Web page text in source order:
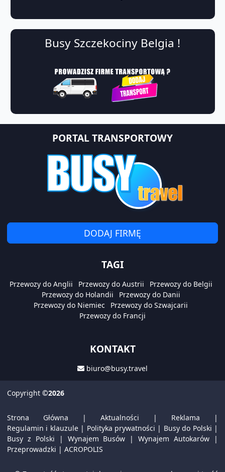
Busy Szczekociny Belgia !
PORTAL TRANSPORTOWY
DODAJ FIRMĘ
TAGI
Przewozy do Anglii Przewozy do Austrii
Przewozy do Belgii
Przewozy do Holandii
Przewozy do Danii
Przewozy do Niemiec
Przewozy do Szwajcarii
Przewozy do Francji
KONTAKT
biuro@busy.travel
Copyright ©2026
Strona Główna | Aktualności | Reklama |
Regulamin i klauzule| Polityka prywatności | Busy do Polski |
Busy z Polski | Wynajem Busów |Wynajem Autokarów |
Przeprowadzki | ACROPOLIS